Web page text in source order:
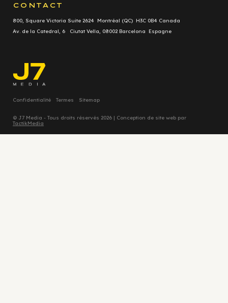
CONTACT
800, Square Victoria Suite 2624 Montréal (QC) H3C 0B4 Canada
Av. de la Catedral, 6 Ciutat Vella, 08002 Barcelona Espagne
Confidentialité Termes Sitemap
© J7 Media - Tous droits réservés 2026 | Conception de site web par
TactikMedia